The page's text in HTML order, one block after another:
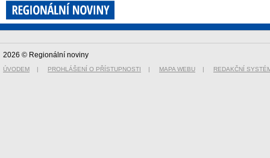
2026 © Regionální noviny
ÚVODEM | PROHLÁŠENÍ O PŘÍSTUPNOSTI | MAPA WEBU | REDAKČNÍ